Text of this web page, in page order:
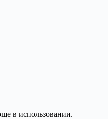
в использовании.